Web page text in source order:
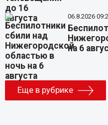
06.8.2026
на 6
Еще в рубрике